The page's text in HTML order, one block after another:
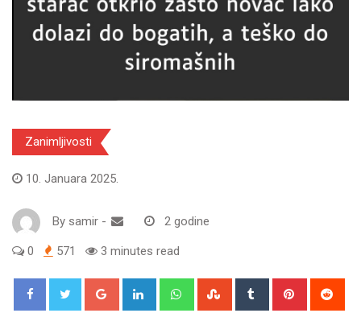
Zanimljivosti
10. Januara 2025.
By samir - 2 godine
0 571 3 minutes read
Google+ LinkedIn WhatsappStumbleUpon
Tumblr Pinterest